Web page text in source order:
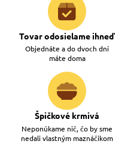
Tovar odosielame ihneď
Objednáte a do dvoch dní
máte doma
Špičkové krmivá
Neponúkame nič, čo by sme
nedali vlastným maznáčikom